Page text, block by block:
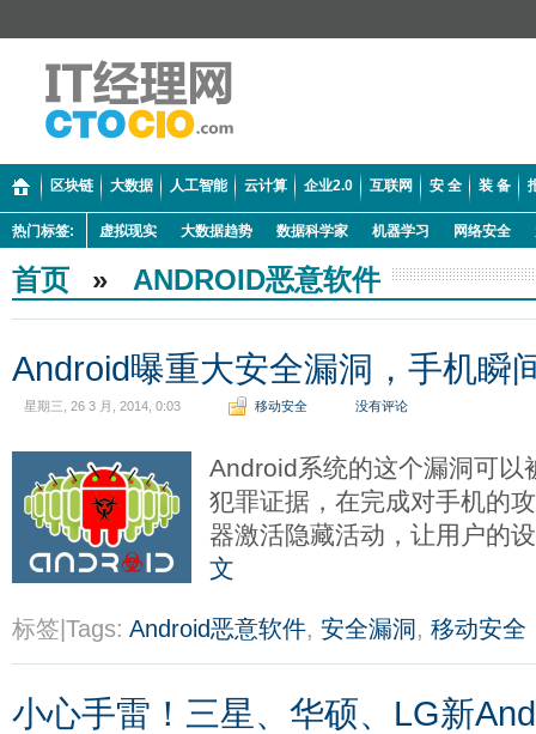
区块链 大数据 人工智能 云计算 企业2.0 互联网 安 全 装 备
热门标签: 虚拟现实 大数据趋势 数据科学家 机器学习 网络安全
首页 » ANDROID恶意软件
Android曝重大安全漏洞，手机瞬
星期三, 26 3 月, 2014, 0:03 移动安全 没有评论
Android系统的这个漏洞可以
犯罪证据，在完成对手机的
器激活隐藏活动，让用户的
文
标签|Tags: Android恶意软件, 安全漏洞 , 移动安全
小心手雷！三星、华硕、LG新